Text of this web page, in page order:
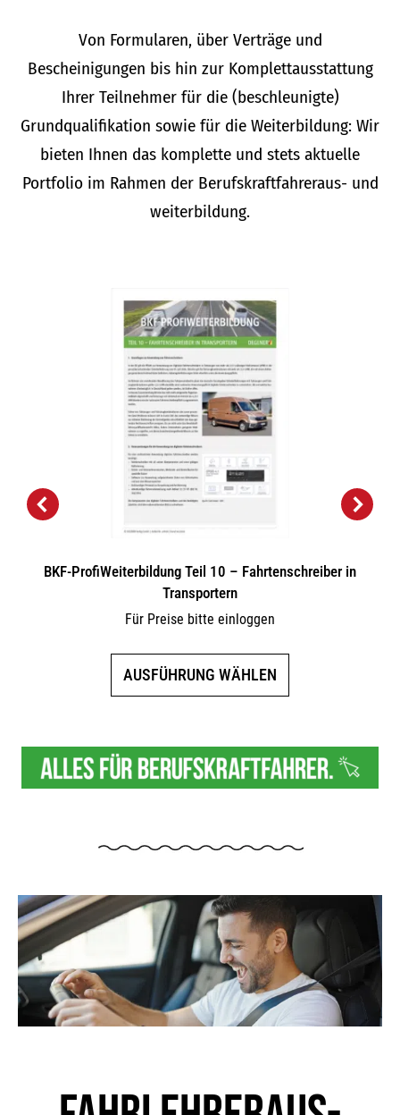
Von Formularen, über Verträge und
Bescheinigungen bis hin zur Komplettausstattung
Ihrer Teilnehmer für die (beschleunigte)
Grundqualifikation sowie für die Weiterbildung: Wir
bieten Ihnen das komplette und stets aktuelle
Portfolio im Rahmen der Berufskraftfahreraus- und
weiterbildung.
BKF-ProfiWeiterbildung Teil 10 – Fahrtenschreiber in
Transportern
Für Preise bitte einloggen
AUSFÜHRUNG WÄHLEN
Varianten
auf.
können
der
Produktseite
gewählt
werden